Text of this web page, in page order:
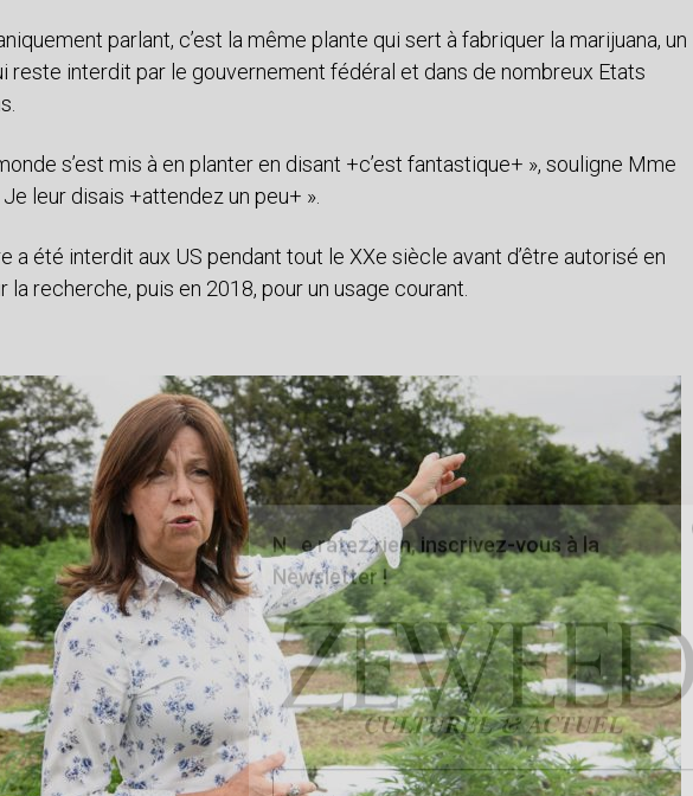
parlant, c’est la même plante qui sert à fabriquer la marijuana, un
reste interdit par le gouvernement fédéral et dans de nombreux Etats
s’est mis à en planter en disant +c’est fantastique+ », souligne Mme
leur disais +attendez un peu+ ».
a été interdit aux US pendant tout le XXe siècle avant d’être autorisé en
la recherche, puis en 2018, pour un usage courant.
Ne ratez rien, inscrivez-vous à la
Newsletter !